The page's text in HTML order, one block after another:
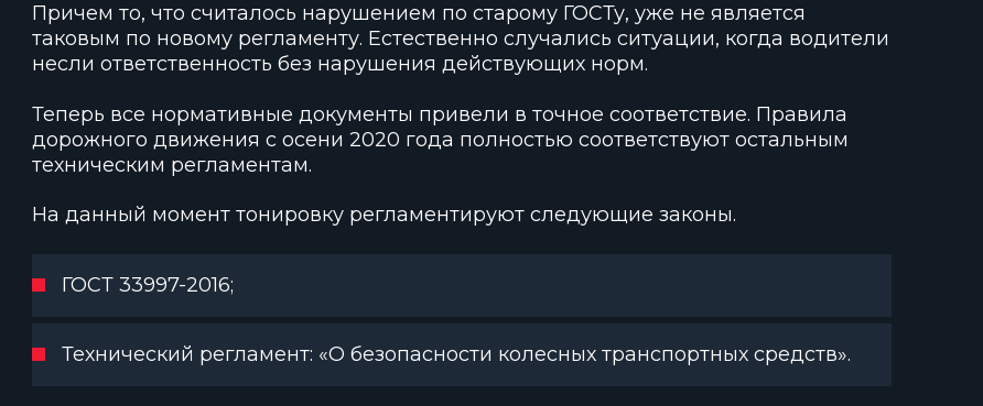
Причем то, что считалось нарушением по старому ГОСТу, уже не является
таковым по новому регламенту. Естественно случались ситуации, когда водители
несли ответственность без нарушения действующих норм.
Теперь все нормативные документы привели в точное соответствие. Правила
дорожного движения с осени 2020 года полностью соответствуют остальным
техническим регламентам.
На данный момент тонировку регламентируют следующие законы.
ГОСТ 33997-2016;
Технический регламент: «О безопасности колесных транспортных средств».